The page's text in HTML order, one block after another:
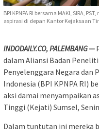
BPI KPNPA RI bersama MAKI, SIRA,
aspirasi di depan Kantor Kejaksaan
INDODAILY.CO, PALEMBANG —
dalam Aliansi Badan
Penyelenggara Negara dan
Indonesia (BPI KPNPA RI)
aksi damai menyampaikan
Tinggi (Kejati) Sumsel,
Dalam tuntutan ini mereka